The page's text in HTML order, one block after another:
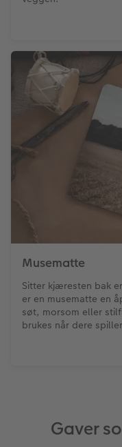
Musematte
Sitter kjæresten bak
er en musematte en
søt, morsom eller
brukes når dere
Gaver